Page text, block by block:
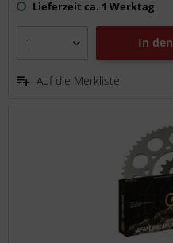
Lieferzeit ca. 1 Werktag
In den
Auf die Merkliste